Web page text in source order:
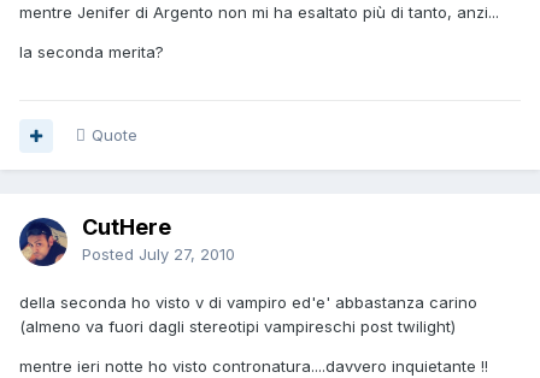
mentre Jenifer di Argento non mi ha esaltato più di tanto, anzi...
la seconda merita?
Quote
CutHere
Posted July 27, 2010
della seconda ho visto v di vampiro ed'e' abbastanza carino
(almeno va fuori dagli stereotipi vampireschi post twilight)
mentre ieri notte ho visto contronatura....davvero inquietante !!